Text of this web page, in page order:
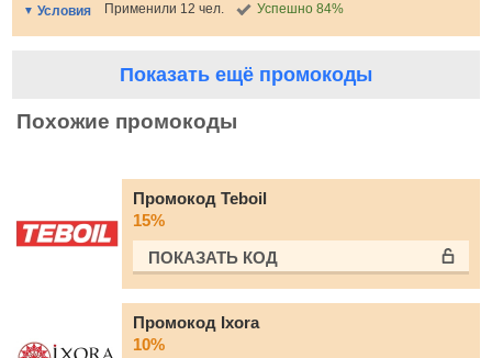
Условия Применили 12 чел. Успешно 84%
Показать ещё промокоды
Похожие промокоды
Промокод Teboil
15%
ПОКАЗАТЬ КОД
Промокод Ixora
10%